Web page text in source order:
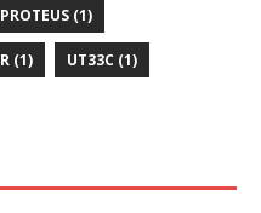
PROTEUS (1)
(1) UT33C (1)